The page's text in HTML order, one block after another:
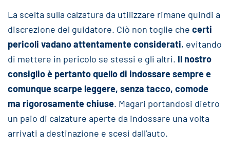
La scelta sulla calzatura da utilizzare rimane quindi a
discrezione del guidatore. Ciò non toglie che certi
pericoli vadano attentamente considerati, evitando
di mettere in pericolo se stessi e gli altri. Il nostro
consiglio è pertanto quello di indossare sempre e
comunque scarpe leggere, senza tacco, comode
ma rigorosamente chiuse. Magari portandosi dietro
un paio di calzature aperte da indossare una volta
arrivati a destinazione e scesi dall’auto.